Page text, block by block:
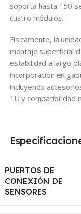
soporta hasta 150
cuatro módulos.
Físicamente, la
montaje superficial
estabilidad a largo
incorporación en
incluyendo
1U y compatibilidad
PUERTOS DE
CONEXIÓN DE
SENSORES